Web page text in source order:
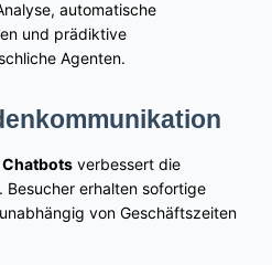
automatische
und prädiktive
Agenten.
Chatbots verbessert die
Besucher erhalten sofortige
von Geschäftszeiten